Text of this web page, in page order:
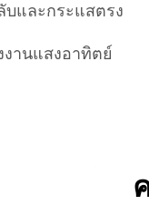
และกระแสตรง
านแสงอาทิตย์